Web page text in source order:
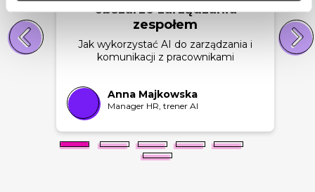
obszarze zarządzania
zespołem
Jak wykorzystać AI do zarządzania i
komunikacji z pracownikami
Anna Majkowska
Manager HR, trener AI